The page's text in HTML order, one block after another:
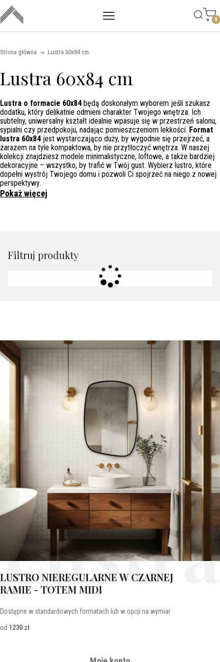
Skip to content
Main mobile navigation
0
Strona główna Lustra 60x84 cm
Lustra 60x84 cm
Lustra o formacie 60x84będą doskonałym wyborem jeśli szukasz
dodatku, który delikatnie odmieni charakter Twojego wnętrza. Ich
subtelny, uniwersalny kształt idealnie wpasuje się w przestrzeń salonu,
sypialni czy przedpokoju, nadając pomieszczeniom lekkości. Format
lustra 60x84jest wystarczająco duży, by wygodnie się przejrzeć, a
zarazem na tyle kompaktowa, by nie przytłoczyć wnętrza. W naszej
kolekcji znajdziesz modele minimalistyczne, loftowe, a także bardziej
dekoracyjne – wszystko, by trafić w Twój gust. Wybierz lustro, które
dopełni wystrój Twojego domu i pozwoli Ci spojrzeć na niego z nowej
perspektywy.
Pokaż więcej
Filtruj produkty
LUSTRO NIEREGULARNE W CZARNEJ
RAMIE - TOTEM MIDI
Dostępne w standardowych formatach lub w opcji na wymiar
od 1230 zł